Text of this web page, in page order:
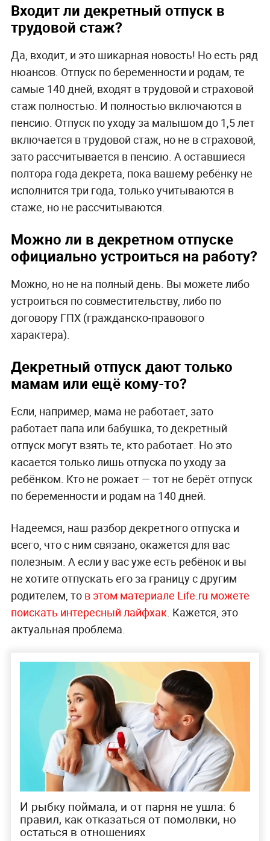
Входит ли декретный отпуск в
трудовой стаж?
Да, входит, и это шикарная новость! Но есть ряд
нюансов. Отпуск по беременности и родам, те
самые 140 дней, входят в трудовой и страховой
стаж полностью. И полностью включаются в
пенсию. Отпуск по уходу за малышом до 1,5 лет
включается в трудовой стаж, но не в страховой,
зато рассчитывается в пенсию. А оставшиеся
полтора года декрета, пока вашему ребёнку не
исполнится три года, только учитываются в
стаже, но не рассчитываются.
Можно ли в декретном отпуске
официально устроиться на работу?
Можно, но не на полный день. Вы можете либо
устроиться по совместительству, либо по
договору ГПХ (гражданско-правового
характера).
Декретный отпуск дают только
мамам или ещё кому-то?
Если, например, мама не работает, зато
работает папа или бабушка, то декретный
отпуск могут взять те, кто работает. Но это
касается только лишь отпуска по уходу за
ребёнком. Кто не рожает — тот не берёт отпуск
по беременности и родам на 140 дней.
Надеемся, наш разбор декретного отпуска и
всего, что с ним связано, окажется для вас
полезным. А если у вас уже есть ребёнок и вы
не хотите отпускать его за границу с другим
родителем, то в этом материале Life.ru можете
поискать интересный лайфхак. Кажется, это
актуальная проблема.
И рыбку поймала, и от парня не ушла: 6
правил, как отказаться от помолвки, но
остаться в отношениях